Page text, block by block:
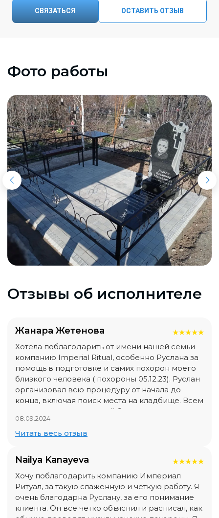
СВЯЗАТЬСЯ ОСТАВИТЬ ОТЗЫВ
Фото работы
Отзывы об исполнителе
Жанара Жетенова ★★★★★
Хотела поблагодарить от имени нашей семьи
компанию Imperial Ritual, особенно Руслана за
помощь в подготовке и самих похорон моего
близкого человека ( похороны 05.12.23). Руслан
организовал всю процедуру от начала до
конца, включая поиск места на кладбище. Всем
кто столкнется с потерей близкого
рекомендую данную компанию, они
отработали на все 100%. К сожалению, мы все
08.09.2024
Читать весь отзыв
Nailya Kanayeva ★★★★★
Хочу поблагодарить компанию Империал
Ритуал, за такую слаженную и четкую работу. Я
очень благодарна Руслану, за его понимание
клиента. Он все четко объяснил и расписал, как